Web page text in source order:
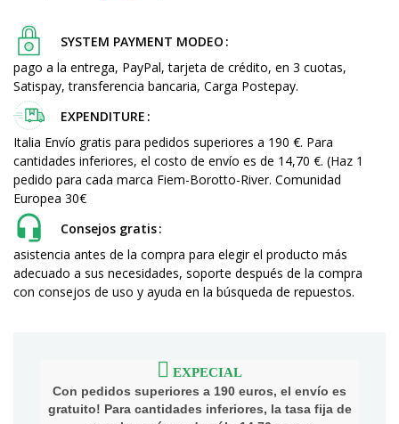
SYSTEM PAYMENT MODEO
pago a la entrega, PayPal, tarjeta de crédito, en 3 cuotas,
Satispay, transferencia bancaria, Carga Postepay.
EXPENDITURE
Italia Envío gratis para pedidos superiores a 190 €. Para
cantidades inferiores, el costo de envío es de 14,70 €. (Haz 1
pedido para cada marca Fiem-Borotto-River. Comunidad
Europea 30€
Consejos gratis
asistencia antes de la compra para elegir el producto más
adecuado a sus necesidades, soporte después de la compra
con consejos de uso y ayuda en la búsqueda de repuestos.
EXPECIAL
Con pedidos superiores a 190 euros, el envío es
gratuito! Para cantidades inferiores, la tasa fija de